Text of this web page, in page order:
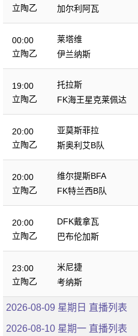
立陶乙
加尔利阿瓦
00:00
立陶乙
莱塔维
伊兰纳斯
19:00
立陶乙
托拉斯
FK海王星克莱佩达
20:00
立陶乙
亚莫斯菲拉
斯奥利艾B队
20:00
立陶乙
维尔提斯BFA
FK特兰西B队
20:00
立陶乙
DFK戴拿瓦
巴布伦加斯
23:00
立陶乙
米尼捷
考纳斯
2026-08-09 星期日 直播列表
2026-08-10 星期一 直播列表